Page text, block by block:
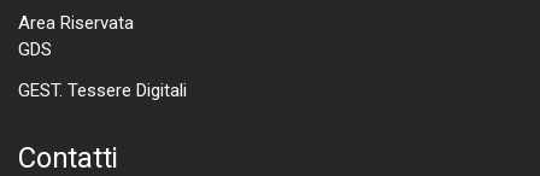
Area Riservata
GDS
GEST. Tessere Digitali
Contatti